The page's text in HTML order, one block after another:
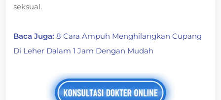
seksual.
Baca Juga: 8 Cara Ampuh Menghilangkan Cupang
Di Leher Dalam 1 Jam Dengan Mudah